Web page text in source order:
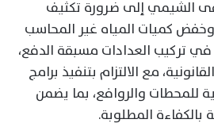
الشيمي إلى ضرورة تكثيف
كميات المياه غير المحاسب
تركيب العدادات مسبقة الدفع،
مع الالتزام بتنفيذ برامج
للمحطات والروافع، بما يضمن
بالكفاءة المطلوبة.